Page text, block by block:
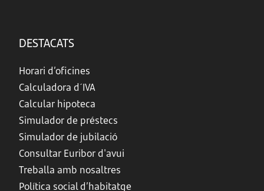
DESTACATS
Horari d’oficines
Calculadora d´IVA
Calcular hipoteca
Simulador de préstecs
Simulador de jubilació
Consultar Euribor d'avui
Treballa amb nosaltres
Política social d’habitatge